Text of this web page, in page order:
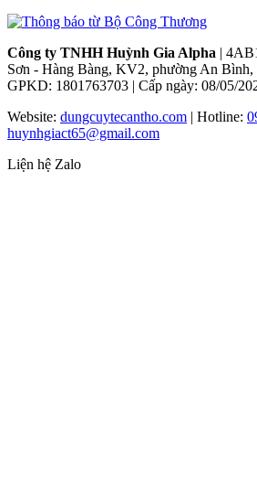
Công ty TNHH Huỳnh Gia Alpha |
Sơn - Hàng Bàng, KV2, phường An Bình,
GPKD: 1801763703 | Cấp ngày: 08/05/
Website: dungcuytecantho.com | Hotline:
huynhgiact65@gmail.com
Liện hệ Zalo